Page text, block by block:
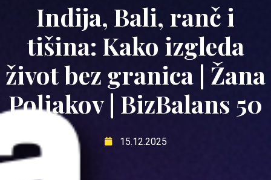
Indija, Bali, ranč i
tišina: Kako izgleda
život bez granica | Žana
Poliakov | BizBalans 50
15.12.2025